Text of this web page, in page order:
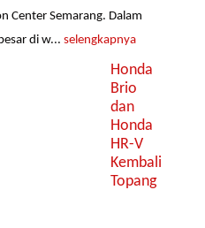
Center Semarang. Dalam
di w...selengkapnya
Honda
Brio
dan
Honda
HR-V
Kembali
Topang